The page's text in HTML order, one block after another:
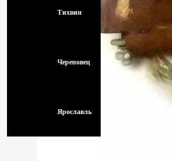
Тихвин
Череповец
Ярославль